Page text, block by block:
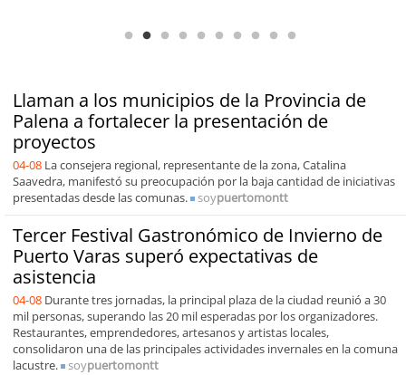
Llaman a los municipios de la Provincia de
Palena a fortalecer la presentación de
proyectos
04-08 La consejera regional, representante de la zona, Catalina
Saavedra, manifestó su preocupación por la baja cantidad de iniciativas
presentadas desde las comunas.
soypuertomontt
Tercer Festival Gastronómico de Invierno de
Puerto Varas superó expectativas de
asistencia
04-08 Durante tres jornadas, la principal plaza de la ciudad reunió a 30
mil personas, superando las 20 mil esperadas por los organizadores.
Restaurantes, emprendedores, artesanos y artistas locales,
consolidaron una de las principales actividades invernales en la comuna
lacustre.
soypuertomontt